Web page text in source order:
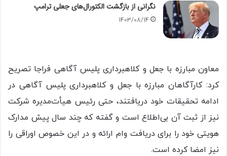
نگرانی از بازگشت الکتورال‌های جعلی ترامپ
1403/08/14
معاون مبارزه با جعل و کلاهبرداری پلیس آگاهی فراجا تصریح
کرد: کارآگاهان مبارزه با جعل و کلاهبرداری پلیس آگاهی در
ادامه تحقیقات خود دریافتند، حتی رئیس هیأت‌مدیره شرکت
نیز از ثبت آن بی‌اطلاع است و گفته که چند سال پیش مدارک
هویتی خود را برای دریافت وام ارائه و در این خصوص اوراقی را
نیز امضا کرده است.